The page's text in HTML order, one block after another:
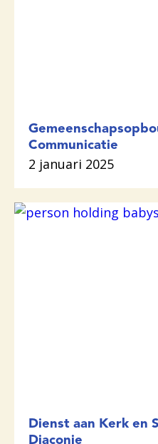
Communicatie
2 januari 2025
Dienst aan Kerk en
Diaconie